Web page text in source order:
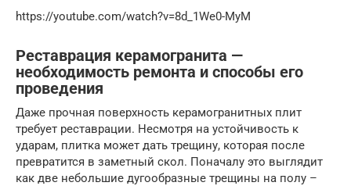
https://youtube.com/watch?v=8d_1We0-MyM
Реставрация керамогранита —
необходимость ремонта и способы его
проведения
Даже прочная поверхность керамогранитных плит
требует реставрации. Несмотря на устойчивость к
ударам, плитка может дать трещину, которая после
превратится в заметный скол. Поначалу это выглядит
как две небольшие дугообразные трещины на полу –